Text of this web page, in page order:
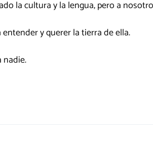
la cultura y la lengua, pero a
y querer la tierra de ella.
nadie.